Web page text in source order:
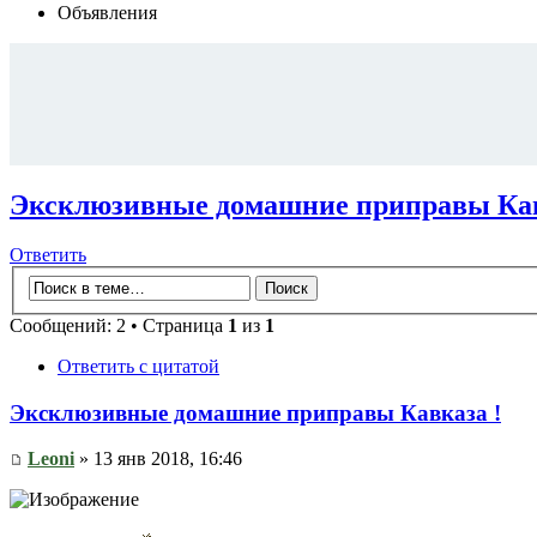
Объявления
Эксклюзивные домашние приправы
Ответить
Сообщений: 2 • Страница 1 из 1
Ответить с цитатой
Эксклюзивные домашние приправы Кавказа !
Leoni» 13 янв 2018, 16:46